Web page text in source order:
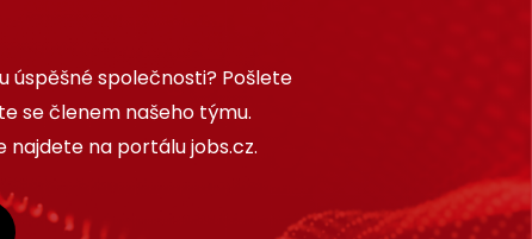
úspěšné společnosti? Pošlete
se členem našeho týmu.
na portálu jobs.cz.